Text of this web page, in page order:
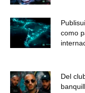
como
Del